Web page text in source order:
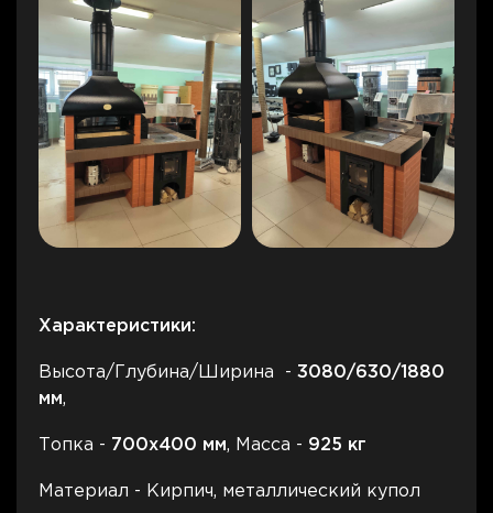
Характеристики:
Высота/Глубина/Ширина - 3080/630/1880
мм,
Топка - 700х400 мм, Масса - 925 кг
Материал - Кирпич, металлический купол